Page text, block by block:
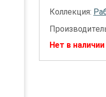
Коллекция:
Нет в наличии